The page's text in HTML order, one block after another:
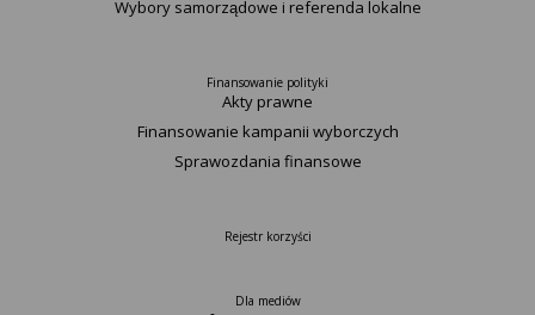
Wybory samorządowe i referenda lokalne
Finansowanie polityki
Akty prawne
Finansowanie kampanii wyborczych
Sprawozdania finansowe
Rejestr korzyści
Dla mediów